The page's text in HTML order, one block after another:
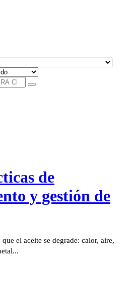
de
y gestión de
el aceite se degrade: calor, aire,